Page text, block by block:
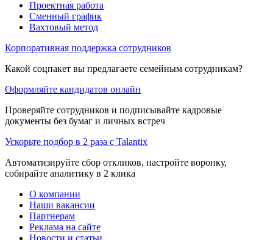
Проектная работа
Сменный график
Вахтовый метод
Корпоративная поддержка сотрудников
Какой соцпакет вы предлагаете семейным сотрудникам?
Оформляйте кандидатов онлайн
Проверяйте сотрудников и подписывайте кадровые
документы без бумаг и личных встреч
Ускорьте подбор в 2 раза с Talantix
Автоматизируйте сбор откликов, настройте воронку,
собирайте аналитику в 2 клика
О компании
Наши вакансии
Партнерам
Реклама на сайте
Новости и статьи